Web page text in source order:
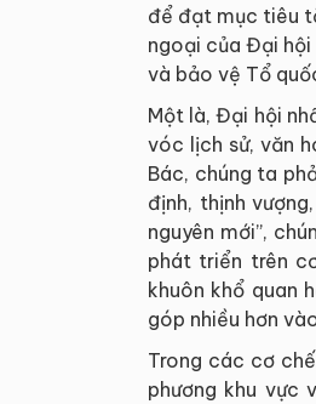
để đạt mục tiêu
ngoại của Đại hội
và bảo vệ Tổ
Một là, Đại hội
vóc lịch sử, văn
Bác, chúng ta
định, thịnh
nguyên mới”,
phát triển trên
khuôn khổ quan
góp nhiều hơn
Trong các cơ
phương khu vực